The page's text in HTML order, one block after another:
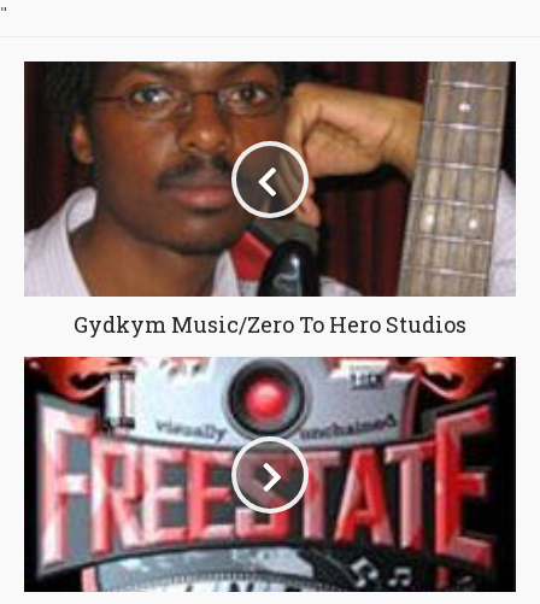
"
Gydkym Music/Zero To Hero Studios